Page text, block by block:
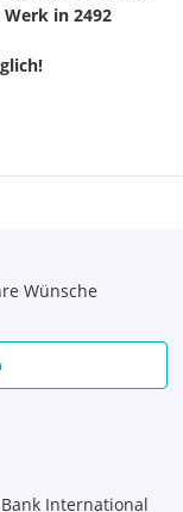
in 2492
Wünsche
International